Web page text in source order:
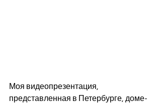
Моя видеопрезентация,
представленная в Петербурге, доме-